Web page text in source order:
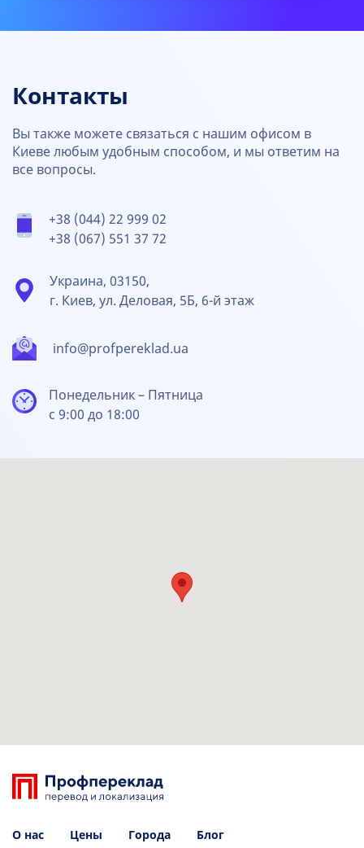
Контакты
Вы также можете связаться с нашим офисом в
Киеве любым удобным способом, и мы ответим на
все вопросы.
+38 (044) 22 999 02
+38 (067) 551 37 72
info@profpereklad.ua
Украина, 03150,
г. Киев, ул. Деловая, 5Б, 6-й этаж
Понедельник – Пятница
с 9:00 до 18:00
О нас Цены Города Блог